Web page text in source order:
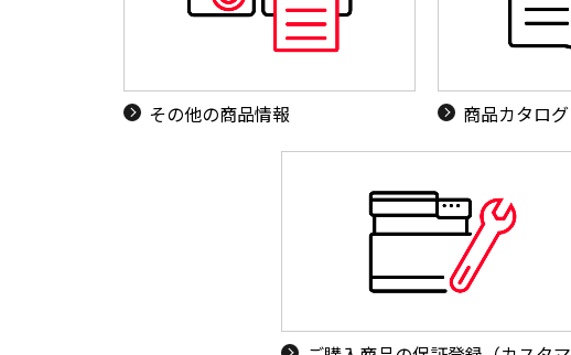
その他の商品情報 商品カタログ